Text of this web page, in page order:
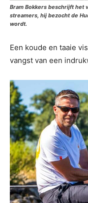
Bram Bokkers beschrijft het
streamers, hij bezocht de
wordt.
Een koude en taaie
vangst van een